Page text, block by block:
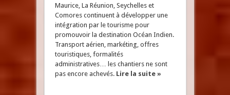
Maurice, La Réunion, Seychelles et
Comores continuent à développer une
intégration par le tourisme pour
promouvoir la destination Océan Indien.
Transport aérien, markéting, offres
touristiques, formalités
administratives… les chantiers ne sont
pas encore achevés. Lire la suite »